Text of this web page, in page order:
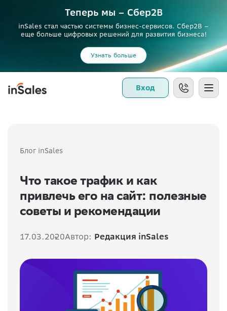
Теперь мы – Сбер2B
inSales стал частью системы бизнес-сервисов. Сбер2В –
еще больше цифровых решений для развития бизнеса!
Узнать больше
Вход
Блог inSales
Что такое трафик и как
привлечь его на сайт: полезные
советы и рекомендации
17.03.2020Автор: Редакция inSales